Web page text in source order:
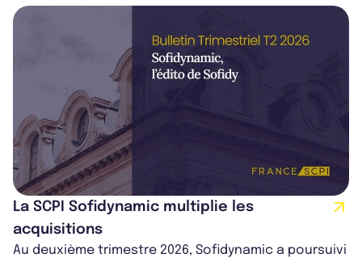
La SCPI Sofidynamic multiplie les
acquisitions
Au deuxième trimestre 2026, Sofidynamic a poursuivi